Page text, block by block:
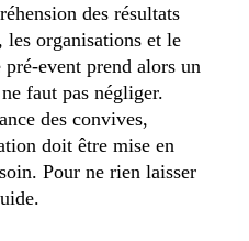
des résultats
les organisations et le
event prend alors un
faut pas négliger.
des convives,
doit être mise en
Pour ne rien laisser